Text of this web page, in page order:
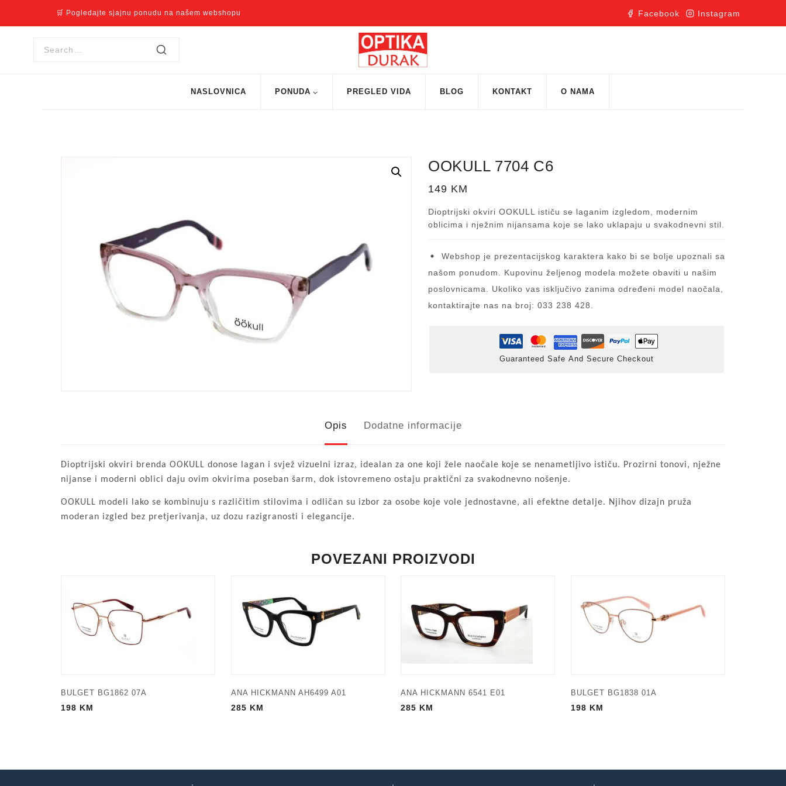
🛒 Pogledajte sjajnu ponudu na našem webshopu Facebook Instagram
NASLOVNICA PONUDA PREGLED VIDA BLOG KONTAKT O NAMA
OOKULL 7704 C6
149 KM
Dioptrijski okviri OOKULL ističu se laganim izgledom, modernim
oblicima i nježnim nijansama koje se lako uklapaju u svakodnevni stil.
Webshop je prezentacijskog karaktera kako bi se bolje upoznali sa
našom ponudom. Kupovinu željenog modela možete obaviti u našim
poslovnicama. Ukoliko vas isključivo zanima određeni model naočala,
kontaktirajte nas na broj: 033 238 428.
Guaranteed Safe And Secure Checkout
Opis Dodatne informacije
Dioptrijski okviri brenda OOKULL donose lagan i svjež vizuelni izraz, idealan za one koji žele naočale koje se nenametljivo ističu. Prozirni tonovi, nježne
nijanse i moderni oblici daju ovim okvirima poseban šarm, dok istovremeno ostaju praktični za svakodnevno nošenje.
OOKULL modeli lako se kombinuju s različitim stilovima i odličan su izbor za osobe koje vole jednostavne, ali efektne detalje. Njihov dizajn pruža
moderan izgled bez pretjerivanja, uz dozu razigranosti i elegancije.
POVEZANI PROIZVODI
BULGET BG1862 07A
198 KM
ANA HICKMANN AH6499 A01
285 KM
ANA HICKMANN 6541 E01
285 KM
BULGET BG1838 01A
198 KM